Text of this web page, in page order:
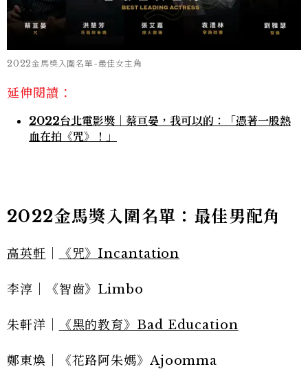
2022金馬獎入圍名單-最佳女主角
延伸閱讀：
2022台北電影獎｜蔡亘晏，我可以的：「憑著一股熱
血在拍《咒》！」
2022金馬獎入圍名單：最佳男配角
高英軒 《咒》Incantation
李淳｜《智齒》Limbo
朱軒洋｜ 《黑的教育》Bad Education
鄭東煥｜《花路阿朱媽》Ajoomma